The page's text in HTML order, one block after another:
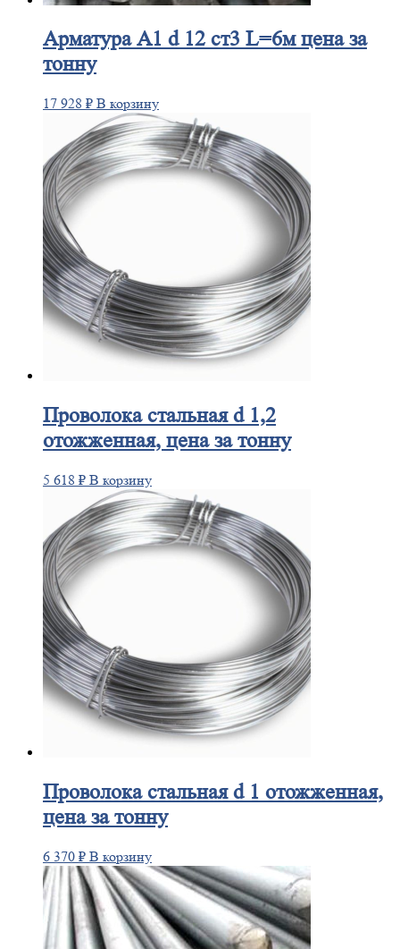
АрматураА1 d 12 ст3 L=6м цена за
тонну
17 928 ₽ В корзину
Проволокастальная d 1,2
отожженная, цена за тонну
5 618 ₽ В корзину
Проволокастальная d 1 отожженная,
цена за тонну
6 370 ₽ В корзину